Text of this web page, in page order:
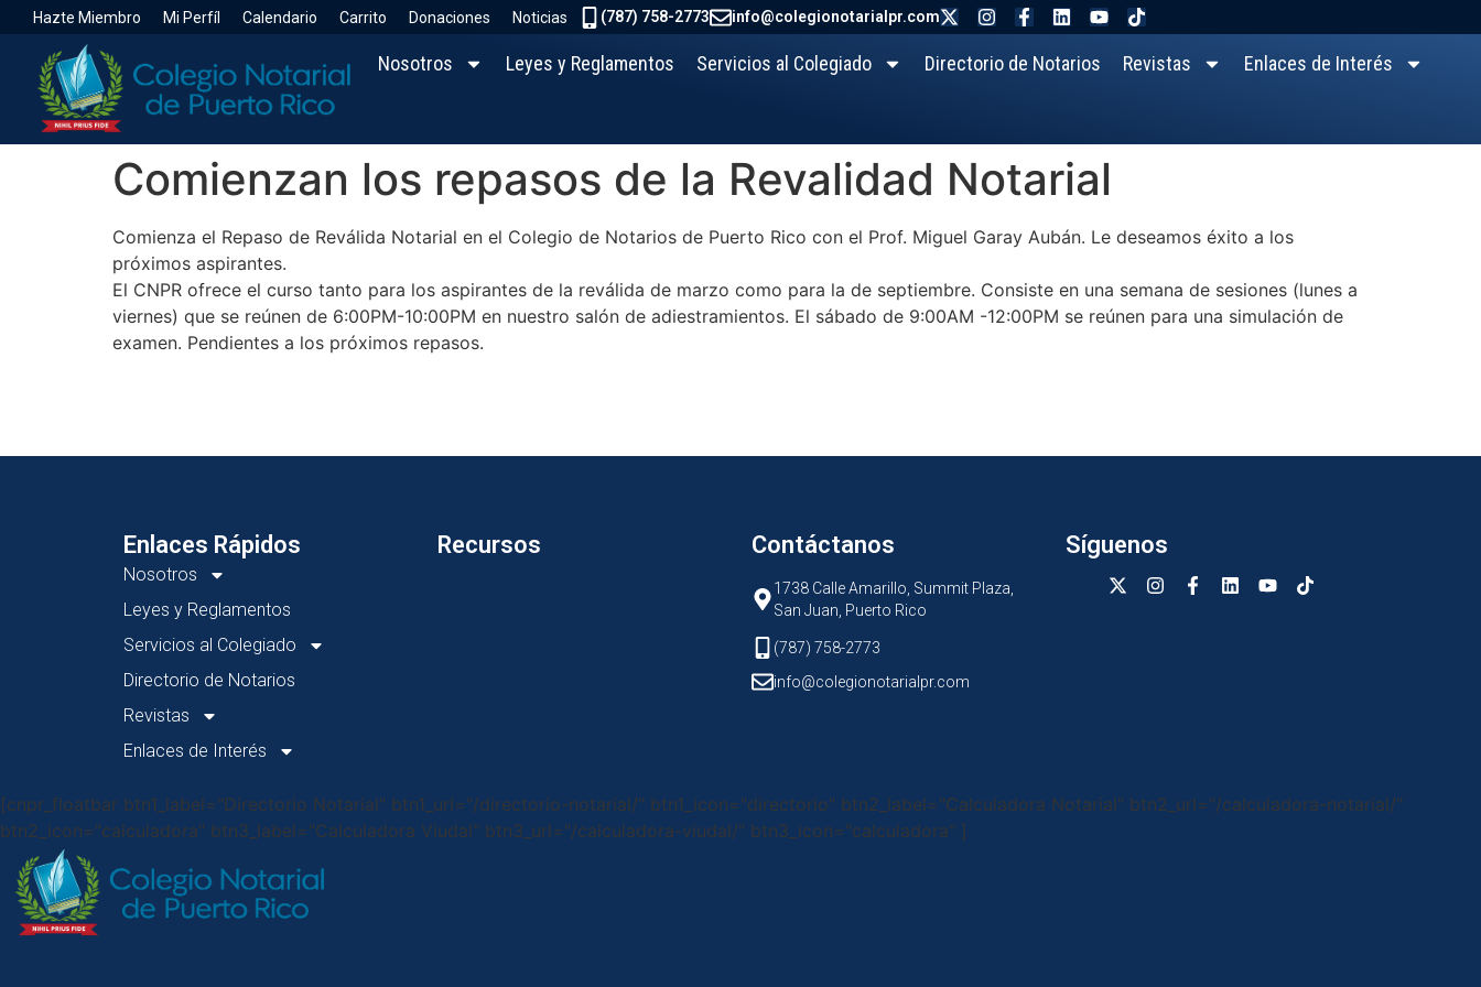
Hazte Miembro Mi Perfíl Calendario Carrito Donaciones Noticias (787) 758-2773 info@colegionotarialpr.com
Nosotros Leyes y Reglamentos Servicios al Colegiado Directorio de Notarios Revistas Enlaces de Interés
Comienzan los repasos de la Revalidad Notarial
Comienza el Repaso de Reválida Notarial en el Colegio de Notarios de Puerto Rico con el Prof. Miguel Garay Aubán. Le deseamos éxito a los
próximos aspirantes.
El CNPR ofrece el curso tanto para los aspirantes de la reválida de marzo como para la de septiembre. Consiste en una semana de sesiones (lunes a
viernes) que se reúnen de 6:00PM-10:00PM en nuestro salón de adiestramientos. El sábado de 9:00AM -12:00PM se reúnen para una simulación de
examen. Pendientes a los próximos repasos.
Enlaces Rápidos
Nosotros
Leyes y Reglamentos
Servicios al Colegiado
Directorio de Notarios
Revistas
Enlaces de Interés
Recursos Contáctanos
1738 Calle Amarillo, Summit Plaza,
San Juan, Puerto Rico
(787) 758-2773
info@colegionotarialpr.com
Síguenos
[cnpr_floatbar btn1_label="Directorio Notarial" btn1_url="/directorio-notarial/" btn1_icon="directorio" btn2_label="Calculadora Notarial" btn2_url="/calculadora-notarial/"
btn2_icon="calculadora" btn3_label="Calculadora Viudal" btn3_url="/calculadora-viudal/" btn3_icon="calculadora" ]